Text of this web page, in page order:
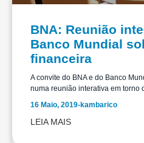
BNA: Reunião
Banco Mundial
financeira
A convite do BNA e do Banco
numa reunião interativa em torno
16 Maio, 2019-kambarico
LEIA MAIS